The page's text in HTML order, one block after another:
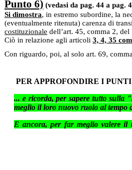
Punto 6) (vedasi da pag. 44 a pag.
Si dimostra, in estremo subordine, la
(eventualmente ritenuta) carenza di
costituzionale dell’art. 45, comma 2,
Ciò in relazione agli articoli 3, 4, 35
Con riguardo, poi, al solo art. 69,
PER APPROFONDIRE I
... e ricorda, per sapere tutto sulla
meglio il loro nuovo ruolo al tempo
E ancora, per far meglio valere il